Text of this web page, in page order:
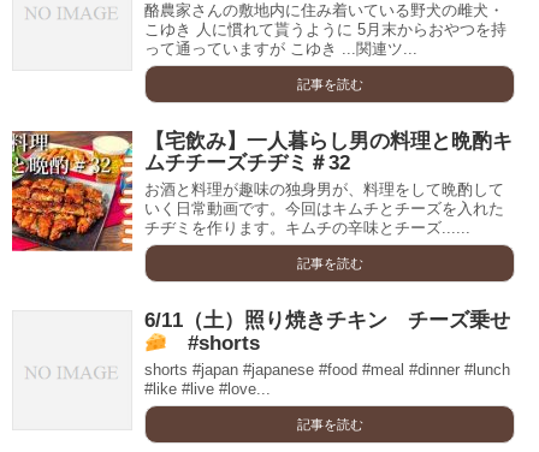
酪農家さんの敷地内に住み着いている野犬の雌犬・
こゆき 人に慣れて貰うように 5月末からおやつを持
って通っていますが こゆき ...関連ツ...
記事を読む
【宅飲み】一人暮らし男の料理と晩酌キ
ムチチーズチヂミ＃32
お酒と料理が趣味の独身男が、料理をして晩酌して
いく日常動画です。今回はキムチとチーズを入れた
チヂミを作ります。キムチの辛味とチーズ......
記事を読む
6/11（土）照り焼きチキン チーズ乗せ
#shorts
shorts #japan #japanese #food #meal #dinner #lunch
#like #live #love...
記事を読む